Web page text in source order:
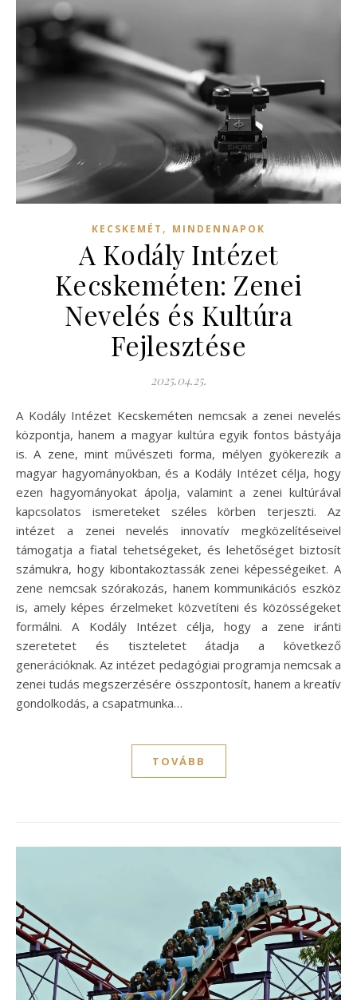
KECSKEMÉT , MINDENNAPOK
A Kodály Intézet
Kecskeméten: Zenei
Nevelés és Kultúra
Fejlesztése
2025.04.25.
A Kodály Intézet Kecskeméten nemcsak a zenei nevelés
központja, hanem a magyar kultúra egyik fontos bástyája
is. A zene, mint művészeti forma, mélyen gyökerezik a
magyar hagyományokban, és a Kodály Intézet célja, hogy
ezen hagyományokat ápolja, valamint a zenei kultúrával
kapcsolatos ismereteket széles körben terjeszti. Az
intézet a zenei nevelés innovatív megközelítéseivel
támogatja a fiatal tehetségeket, és lehetőséget biztosít
számukra, hogy kibontakoztassák zenei képességeiket. A
zene nemcsak szórakozás, hanem kommunikációs eszköz
is, amely képes érzelmeket közvetíteni és közösségeket
formálni. A Kodály Intézet célja, hogy a zene iránti
szeretetet és tiszteletet átadja a következő
generációknak. Az intézet pedagógiai programja nemcsak a
zenei tudás megszerzésére összpontosít, hanem a kreatív
gondolkodás, a csapatmunka…
TOVÁBB